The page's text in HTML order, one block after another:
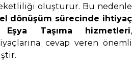
oluşturur. Bu nedenle
dönüşüm sürecinde ihtiyaç
Taşıma hizmetleri,
cevap veren önemli